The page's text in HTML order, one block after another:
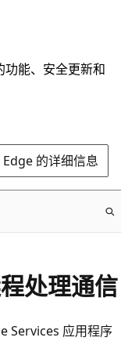
能、安全更新和
的详细信息
处理通信
Services 应用程序